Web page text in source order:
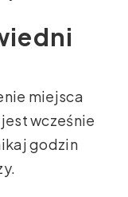
miejsca
wcześnie
godzin